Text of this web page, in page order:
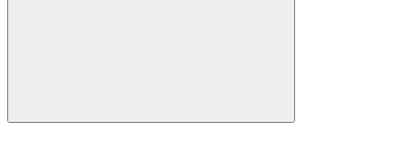
Buscar